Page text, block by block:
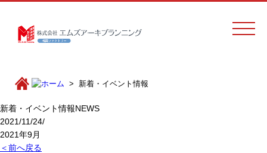
新着・イベント情報
新着・イベント情報NEWS
2021/11/24/
2021年9月
＜前へ戻る